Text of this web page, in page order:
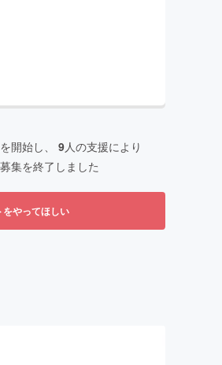
開始し、 9人の支援により
集を終了しました
をやってほしい